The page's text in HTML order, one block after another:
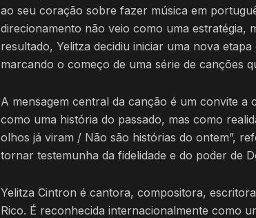
ao seu coração sobre fazer música em
direcionamento não veio como uma estratégia,
resultado, Yelitza decidiu iniciar uma nova
marcando o começo de uma série de canções
A mensagem central da canção é um convite a
como uma história do passado, mas como
olhos já viram / Não são histórias do ontem”,
tornar testemunha da fidelidade e do poder de
Yelitza Cintron é cantora, compositora,
Rico. É reconhecida internacionalmente como